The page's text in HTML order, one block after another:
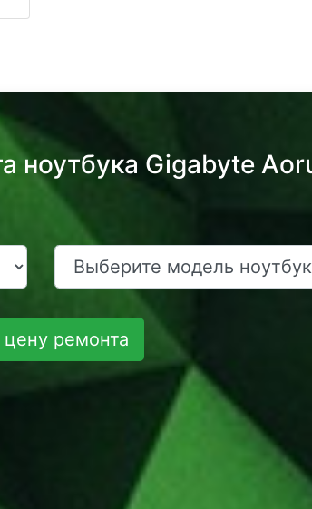
ноутбука Gigabyte
цену ремонта